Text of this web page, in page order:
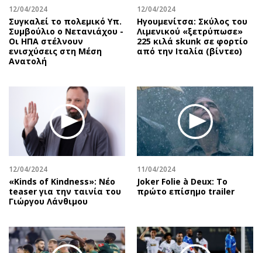
12/04/2024
Συγκαλεί το πολεμικό Υπ.
Συμβούλιο ο Νετανιάχου -
Οι ΗΠΑ στέλνουν
ενισχύσεις στη Μέση
Ανατολή
12/04/2024
Ηγουμενίτσα: Σκύλος του
Λιμενικού «ξετρύπωσε»
225 κιλά skunk σε φορτίο
από την Ιταλία (βίντεο)
12/04/2024
«Kinds of Kindness»: Νέο
teaser για την ταινία του
Γιώργου Λάνθιμου
11/04/2024
Joker Folie à Deux: Το
πρώτο επίσημο trailer